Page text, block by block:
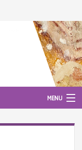
MENU